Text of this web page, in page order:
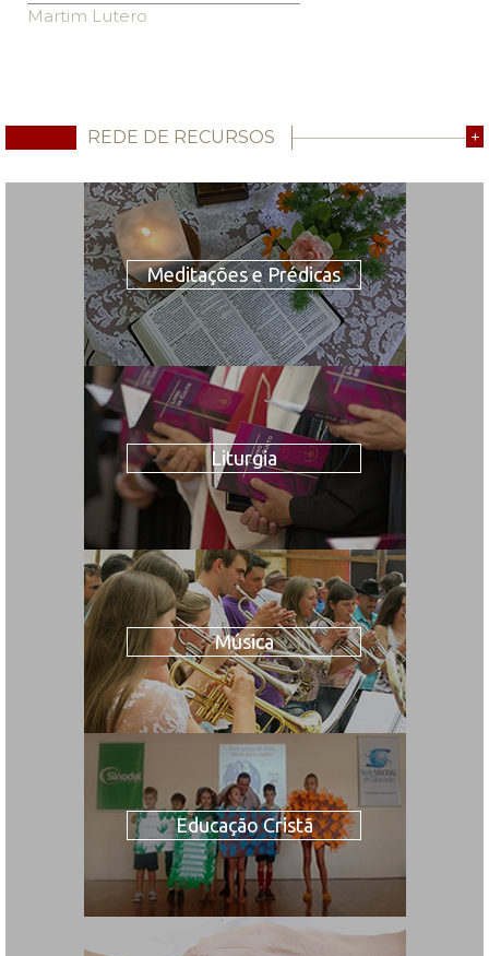
Martim Lutero
REDE DE RECURSOS +
Meditações e Prédicas
Liturgia
Música
Educação Cristã